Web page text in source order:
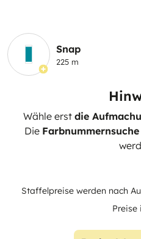
Snap
225 m
Wähle erst die
Die Farbnummernsuche
Staffelpreise werden nach
Preise